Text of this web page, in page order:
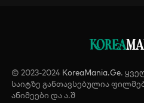
KOREA
© 2023-2024 KoreaMania.Ge.
საიტზე განთავსებულია
ანიმეები და ა.შ